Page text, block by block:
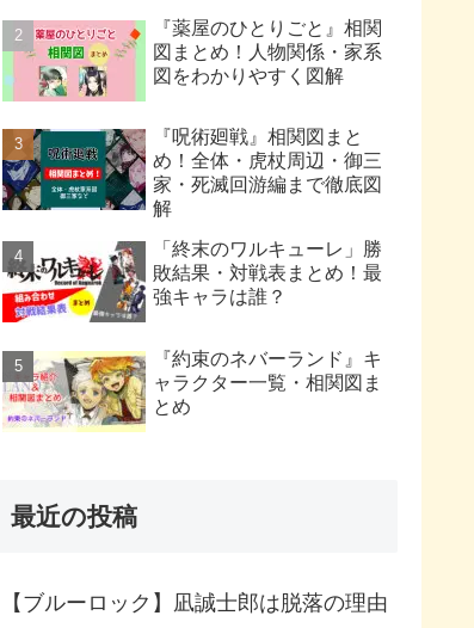
『薬屋のひとりごと』相関
図まとめ！人物関係・家系
図をわかりやすく図解
『呪術廻戦』相関図まと
め！全体・虎杖周辺・御三
家・死滅回游編まで徹底図
解
「終末のワルキューレ」勝
敗結果・対戦表まとめ！最
強キャラは誰？
『約束のネバーランド』キ
ャラクター一覧・相関図ま
とめ
最近の投稿
【ブルーロック】凪誠士郎は脱落の理由